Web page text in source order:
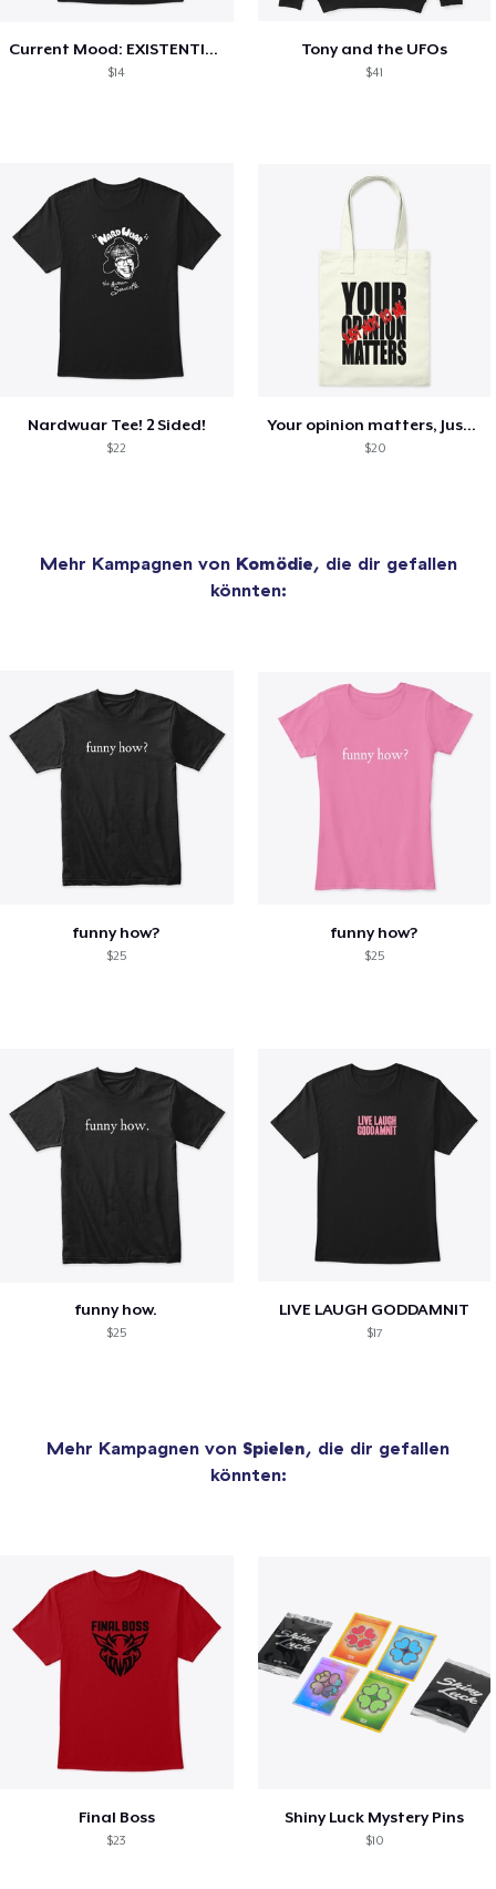
Current Mood: EXISTENTIAL CRISIS
$14
Tony and the UFOs
$41
Nardwuar Tee! 2 Sided!
$22
Your opinion matters, Just not to me!
$20
Mehr Kampagnen von Komödie, die dir gefallen
könnten:
funny how?
$25
funny how?
$25
funny how.
$25
LIVE LAUGH GODDAMNIT
$17
Mehr Kampagnen von Spielen, die dir gefallen
könnten:
Final Boss
$23
Shiny Luck Mystery Pins
$10